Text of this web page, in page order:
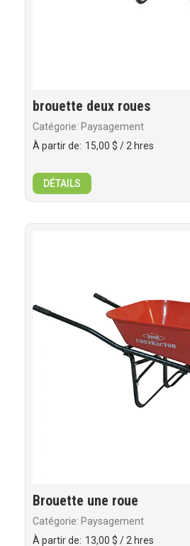
brouette deux roues
Catégorie: Paysagement
À partir de: 15,00 $ / 2 hres
DÉTAILS
Brouette une roue
Catégorie: Paysagement
À partir de: 13,00 $ / 2 hres